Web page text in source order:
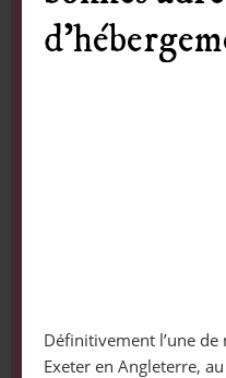
Définitivement l’une
Exeter en Angleterre,